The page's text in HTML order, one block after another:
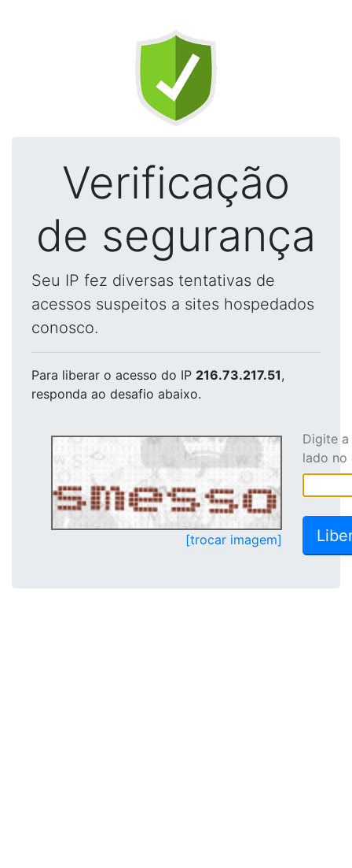
Verificação
de segurança
Seu IP fez diversas tentativas de
acessos suspeitos a sites hospedados
conosco.
Para liberar o acesso do IP 216.73.217.51,
responda ao desafio abaixo.
[trocar imagem]
Digite
lado no